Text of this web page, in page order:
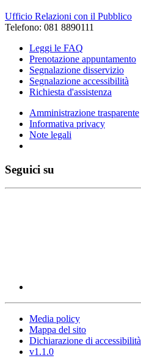
Ufficio Relazioni con il Pubblico
Telefono: 081 8890111
Leggi le FAQ
Prenotazione appuntamento
Segnalazione disservizio
Segnalazione accessibilità
Richiesta d'assistenza
Amministrazione trasparente
Informativa privacy
Note legali
Seguici su
Media policy
Mappa del sito
Dichiarazione di accessibilità
v1.1.0